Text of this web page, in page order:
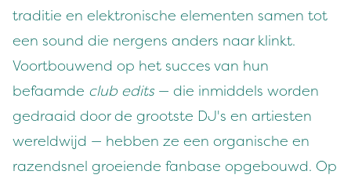
traditie en elektronische elementen samen tot
een sound die nergens anders naar klinkt.
Voortbouwend op het succes van hun
befaamde club edits — die inmiddels worden
gedraaid door de grootste DJ's en artiesten
wereldwijd — hebben ze een organische en
razendsnel groeiende fanbase opgebouwd. Op